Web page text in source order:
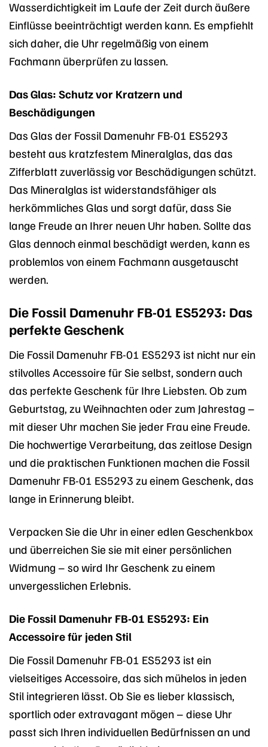
Wasserdichtigkeit im Laufe der Zeit durch äußere
Einflüsse beeinträchtigt werden kann. Es empfiehlt
sich daher, die Uhr regelmäßig von einem
Fachmann überprüfen zu lassen.
Das Glas: Schutz vor Kratzern und
Beschädigungen
Das Glas der Fossil Damenuhr FB-01 ES5293
besteht aus kratzfestem Mineralglas, das das
Zifferblatt zuverlässig vor Beschädigungen schützt.
Das Mineralglas ist widerstandsfähiger als
herkömmliches Glas und sorgt dafür, dass Sie
lange Freude an Ihrer neuen Uhr haben. Sollte das
Glas dennoch einmal beschädigt werden, kann es
problemlos von einem Fachmann ausgetauscht
werden.
Die Fossil Damenuhr FB-01 ES5293: Das
perfekte Geschenk
Die Fossil Damenuhr FB-01 ES5293 ist nicht nur ein
stilvolles Accessoire für Sie selbst, sondern auch
das perfekte Geschenk für Ihre Liebsten. Ob zum
Geburtstag, zu Weihnachten oder zum Jahrestag –
mit dieser Uhr machen Sie jeder Frau eine Freude.
Die hochwertige Verarbeitung, das zeitlose Design
und die praktischen Funktionen machen die Fossil
Damenuhr FB-01 ES5293 zu einem Geschenk, das
lange in Erinnerung bleibt.
Verpacken Sie die Uhr in einer edlen Geschenkbox
und überreichen Sie sie mit einer persönlichen
Widmung – so wird Ihr Geschenk zu einem
unvergesslichen Erlebnis.
Die Fossil Damenuhr FB-01 ES5293: Ein
Accessoire für jeden Stil
Die Fossil Damenuhr FB-01 ES5293 ist ein
vielseitiges Accessoire, das sich mühelos in jeden
Stil integrieren lässt. Ob Sie es lieber klassisch,
sportlich oder extravagant mögen – diese Uhr
passt sich Ihren individuellen Bedürfnissen an und